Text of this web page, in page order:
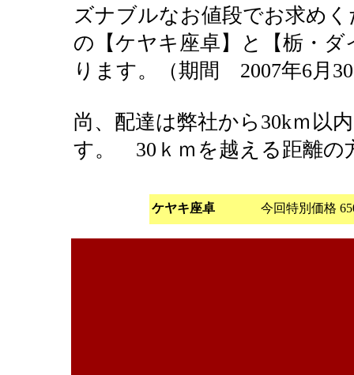
ズナブルなお値段でお求め
の【ケヤキ座卓】と【栃・
ります。（期間 2007年6月
尚、配達は弊社から30kｍ以
す。 30ｋｍを越える距離の
ケヤキ座卓 今回特別価格